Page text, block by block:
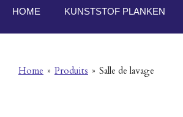
HOME KUNSTSTOF PLANKEN
Home » Produits » Salle de lavage